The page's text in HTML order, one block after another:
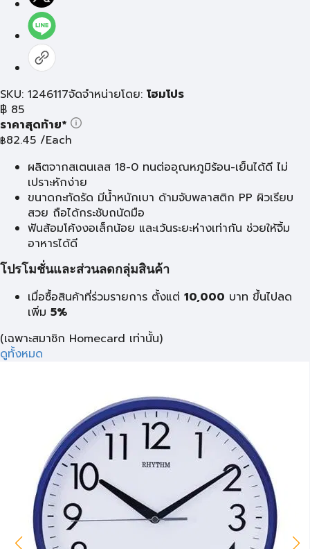
SKU: 1246117จัดจำหน่ายโดย: โฮมโปร
฿ 85
ราคาสุดท้าย*
฿82.45 /Each
ผลิตจากสเตนเลส 18-0 ทนต่ออุณหภูมิร้อน-เย็นได้ดี ไม่
เปราะหักง่าย
ขนาดกะทัดรัด มีน้ำหนักเบา ด้ามจับพลาสติก PP ผิวเรียบ
สวย ถือได้กระชับถนัดมือ
ฟันส้อมโค้งงอเล็กน้อย และเว้นระยะห่างเท่ากัน ช่วยให้จิ้ม
อาหารได้ดี
โปรโมชั่นและส่วนลดกลุ่มสินค้า
เมื่อซื้อสินค้าที่ร่วมรายการ ตั้งแต่ 10,000 บาท ขึ้นไปลด
เพิ่ม 5%
(เฉพาะสมาชิก Homecard เท่านั้น)
ดูทั้งหมด